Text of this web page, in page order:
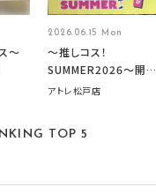
〜
2026.06.15 Mon
～推しコス！
SUMMER2026～開催
中です！
アトレ松戸店
TOP 5